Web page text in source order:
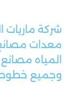
شركة
معدات
المياه
وجميع خطوط